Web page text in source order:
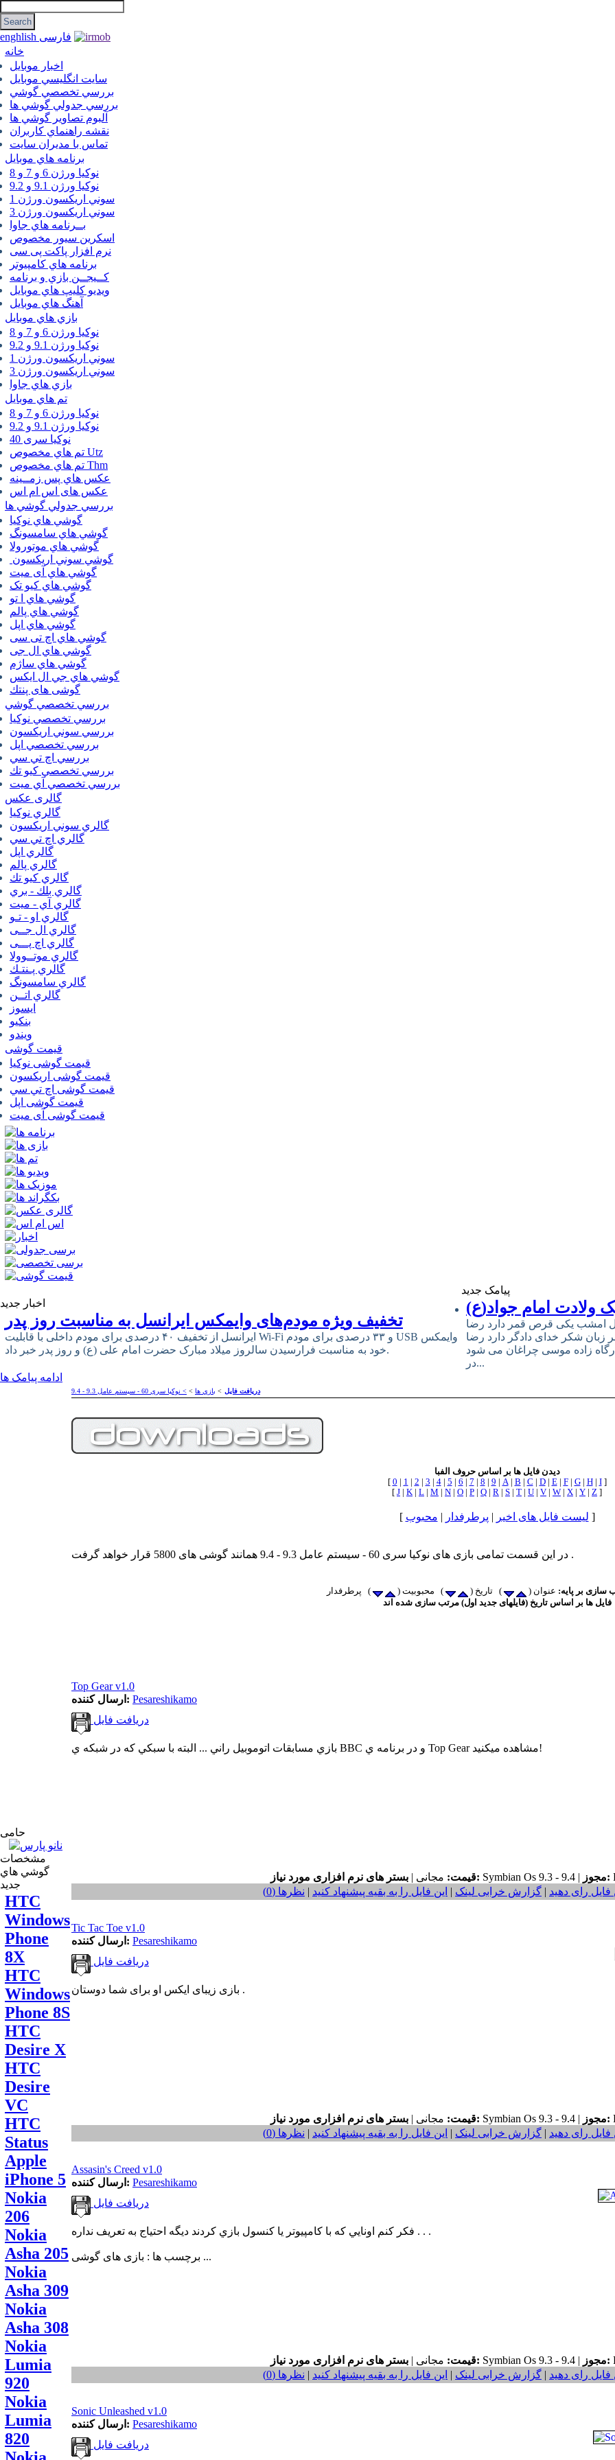
enghlish فارسی
خانه
اخبار موبایل
سايت انگليسي موبايل
بررسي تخصصي گوشي
بررسي جدولي گوشي ها
آلبوم تصاوير گوشي ها
نقشه راهنماي كاربران
تماس با مديران سايت
برنامه هاي موبايل
نوکیا ورژن 6 و 7 و 8
نوکیا ورژن 9.1 و 9.2
سوني اريكسون ورژن 1
سوني اريكسون ورژن 3
بــرنامه هاي جاوا
اسكرين سيور مخصوص
نرم افزار پاکت پی سی
برنامه هاي كامپيوتر
كــيجــن بازي و برنامه
ويديو كليپ هاي موبايل
آهنگ هاي موبايل
بازي هاي موبايل
نوكيا ورژن 6 و 7 و 8
نوكيا ورژن 9.1 و 9.2
سوني اريكسون ورژن 1
سوني اريكسون ورژن 3
بازي هاي جاوا
تم هاي موبايل
نوكيا ورژن 6 و 7 و 8
نوكيا ورژن 9.1 و 9.2
نوکیا سری 40
تم هاي مخصوص Utz
تم هاي مخصوص Thm
عكس هاي پس زمــينه
عكس های اس ام اس
بررسي جدولي گوشي ها
گوشي هاي نوكيا
گوشي هاي سامسونگ
گوشي هاي موتورولا
گوشي سوني اريكسون
گوشي هاي آی میت
گوشي هاي کیو تک
گوشي هاي ا تو
گوشي هاي پالم
گوشي هاي اپل
گوشي هاي اچ تی سی
گوشي هاي ال جی
گوشي هاي ساژم
گوشي هاي جي ال ايكس
گوشی های پنتك
بررسي تخصصي گوشي
بررسي تخصصي نوكيا
بررسي سوني اريكسون
بررسي تخصصي اپل
بررسي اچ تي سي
بررسي تخصصي كيو تك
بررسي تخصصي آي ميت
گالری عکس
گالري نوكيا
گالري سوني اريكسون
گالري اچ تي سي
گالري اپل
گالري پالم
گالري كيو تك
گالري بلك - بري
گالري آي - ميت
گالري او - تـو
گالري ال جــی
گالري اچ پـــی
گالري موتــوولا
گالري پـنتـك
گالري سامسونگ
گالري اتــن
ایسوز
بنکیو
ویندو
قیمت گوشی
قیمت گوشی نوكيا
قیمت گوشی اريكسون
قیمت گوشی اچ تي سي
قیمت گوشی اپل
قیمت گوشی آی میت
اخبار جدید
تخفیف ویژه مودم‌های وایمکس ایرانسل به مناسبت روز پدر
ایرانسل از تخفیف ۴۰ درصدی برای مودم داخلی با قابلیت Wi-Fi و ۳۳ درصدی برای مودم USB وایمکس
خود به مناسبت فرارسیدن سالروز میلاد مبارک حضرت امام علی (ع) و روز پدر خبر داد.
پیامک جدید
ولادت امام جواد(ع)
امشب یکى قرص قمر دارد رضا
زبان شکر خداى دادگر دارد رضا
زاده موسى چراغان مى شود
در...
ادامه پیامک ها
حامی
مشخصات
گوشي هاي
جديد
HTC
Windows
Phone
8X
HTC
Windows
Phone 8S
HTC
Desire X
HTC
Desire
VC
HTC
Status
Apple
iPhone 5
Nokia
206
Nokia
Asha 205
Nokia
Asha 309
Nokia
Asha 308
Nokia
Lumia
920
Nokia
Lumia
820
دریافت فایل > بازي ها > > نوکیا سری 60 - سیستم عامل 9.3 - 9.4
دیدن فایل ها بر اساس حروف الفبا
[ 0 1 2 3 4| 5 6 7 8 9 A| B C D| E| F| G| H| I]
[ J K L M N O P Q R S T U V W X Y Z ]
[ لیست فایل های اخیر | پرطرفدار | محبوب ]
در این قسمت تمامی بازی های نوکیا سری 60 - سیستم عامل 9.3 - 9.4 همانند گوشی های 5800 قرار خواهد گرفت .
سازی بر پایه: عنوان ( ) تاریخ ( ) محبوبیت (
فایل ها بر اساس تاریخ (فایلهای جدید اول) مرتب سازی شده اند
Top Gear v1.0
ارسال کننده: Pesareshikamo
دریافت فایل
بازي مسابقات اتوموبيل راني ... البته با سبکي که در شبکه ي BBC و در برنامه ي Top Gear مشاهده ميکنيد!
قیمت: مجانی | بستر های نرم افزاری مورد نیاز: Symbian Os 9.3 - 9.4 | مجوز:
فایل رای دهید | گزارش خرابی لینک | این فایل را به بقیه پیشنهاد کنید | نظر‌ها (0)
Tic Tac Toe v1.0
ارسال کننده: Pesareshikamo
دریافت فایل
بازی زیبای ایکس او برای شما دوستان .
قیمت: مجانی | بستر های نرم افزاری مورد نیاز: Symbian Os 9.3 - 9.4 | مجوز:
فایل رای دهید | گزارش خرابی لینک | این فایل را به بقیه پیشنهاد کنید | نظر‌ها (0)
Assasin's Creed v1.0
ارسال کننده: Pesareshikamo
دریافت فایل
فکر کنم اونايي که با کامپيوتر يا کنسول بازي کردند ديگه احتياج به تعريف نداره . . .
برچسب ها : بازی های گوشی ...
قیمت: مجانی | بستر های نرم افزاری مورد نیاز: Symbian Os 9.3 - 9.4 | مجوز:
فایل رای دهید | گزارش خرابی لینک | این فایل را به بقیه پیشنهاد کنید | نظر‌ها (0)
Sonic Unleashed v1.0
ارسال کننده: Pesareshikamo
دریافت فایل